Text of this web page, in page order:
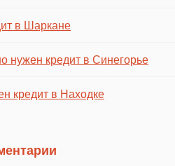
в Шаркане
нужен кредит в Синегорье
кредит в Находке